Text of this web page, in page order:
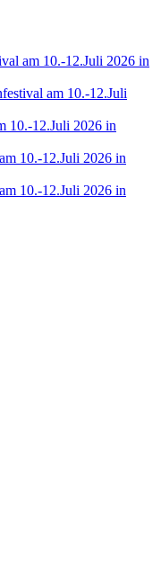
am 10.-12.Juli 2026 in
am 10.-12.Juli
10.-12.Juli 2026 in
10.-12.Juli 2026 in
10.-12.Juli 2026 in